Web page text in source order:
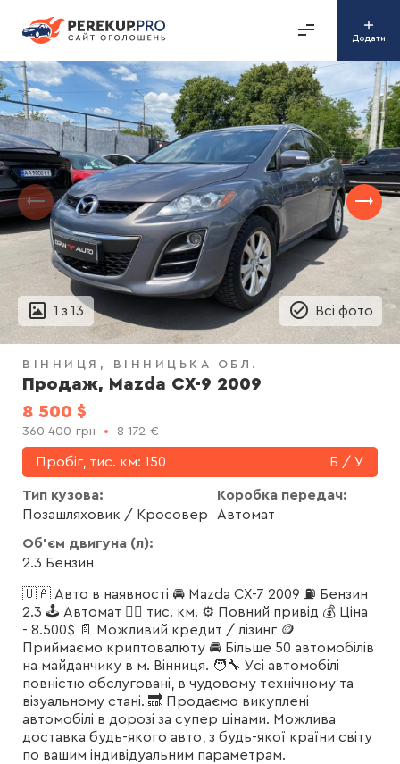
Додати
1 з 13 Всі фото
ВІННИЦЯ ВІННИЦЬКА ОБЛ.
Продаж, Mazda CX-9 2009
8 500 $
360 400 грн 8 172 €
Пробіг, тис. км: 150 Б / У
Тип кузова:
Позашляховик / Кросовер
Коробка передач:
Автомат
Об'єм двигуна (л):
2.3 Бензин
🇺🇦 Авто в наявності 🚘 Mazda CX-7 2009 ⛽️ Бензин
2.3 🕹 Автомат 🏃‍♂️ тис. км. ⚙️ Повний привід 💰 Ціна
- 8.500$ 📄 Можливий кредит / лізинг 🪙
Приймаємо криптовалюту 🚘 Більше 50 автомобілів
на майданчику в м. Вінниця. 🧑‍🔧 Усі автомобілі
повністю обслуговані, в чудовому технічному та
візуальному стані. 🔜 Продаємо викуплені
автомобілі в дорозі за супер цінами. Можлива
доставка будь-якого авто, з будь-якої країни світу
по вашим індивідуальним параметрам.